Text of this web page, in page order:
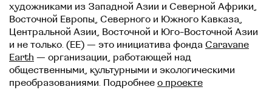
художниками из Западной Азии и Северной Африки,
Восточной Европы, Северного и Южного Кавказа,
Центральной Азии, Восточной и Юго-Восточной Азии
и не только. (EE) — это инициатива фонда Caravane
Earth — организации, работающей над
общественными, культурными и экологическими
преобразованиями. Подробнее о проекте